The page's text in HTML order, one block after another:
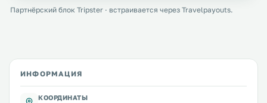
Партнёрский блок Tripster · встраивается через Travelpayouts.
ИНФОРМАЦИЯ
КООРДИНАТЫ